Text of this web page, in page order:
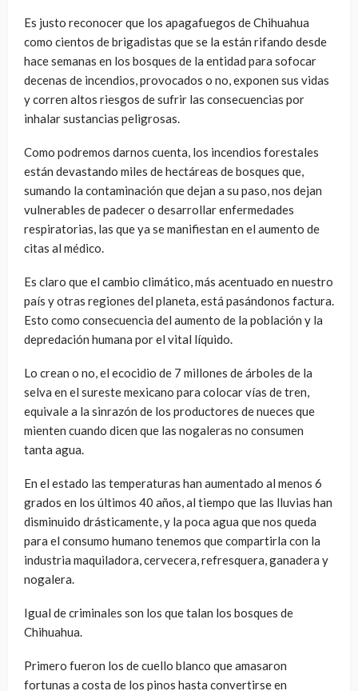
Es justo reconocer que los apagafuegos de Chihuahua
como cientos de brigadistas que se la están rifando desde
hace semanas en los bosques de la entidad para sofocar
decenas de incendios, provocados o no, exponen sus vidas
y corren altos riesgos de sufrir las consecuencias por
inhalar sustancias peligrosas.
Como podremos darnos cuenta, los incendios forestales
están devastando miles de hectáreas de bosques que,
sumando la contaminación que dejan a su paso, nos dejan
vulnerables de padecer o desarrollar enfermedades
respiratorias, las que ya se manifiestan en el aumento de
citas al médico.
Es claro que el cambio climático, más acentuado en nuestro
país y otras regiones del planeta, está pasándonos factura.
Esto como consecuencia del aumento de la población y la
depredación humana por el vital líquido.
Lo crean o no, el ecocidio de 7 millones de árboles de la
selva en el sureste mexicano para colocar vías de tren,
equivale a la sinrazón de los productores de nueces que
mienten cuando dicen que las nogaleras no consumen
tanta agua.
En el estado las temperaturas han aumentado al menos 6
grados en los últimos 40 años, al tiempo que las lluvias han
disminuido drásticamente, y la poca agua que nos queda
para el consumo humano tenemos que compartirla con la
industria maquiladora, cervecera, refresquera, ganadera y
nogalera.
Igual de criminales son los que talan los bosques de
Chihuahua.
Primero fueron los de cuello blanco que amasaron
fortunas a costa de los pinos hasta convertirse en